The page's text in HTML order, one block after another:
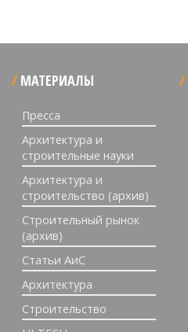
МАТЕРИАЛЫ
Пресса
Архитектура и
строительные науки
Архитектура и
строительство (архив)
Строительный рынок
(архив)
Статьи АиС
Архитектура
Строительство